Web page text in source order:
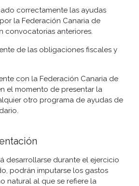
correctamente las ayudas
la Federación Canaria de
convocatorias anteriores.
de las obligaciones fiscales y
con la Federación Canaria de
el momento de presentar la
otro programa de ayudas de
desarrollarse durante el ejercicio
podrán imputarse los gastos
natural al que se refiere la